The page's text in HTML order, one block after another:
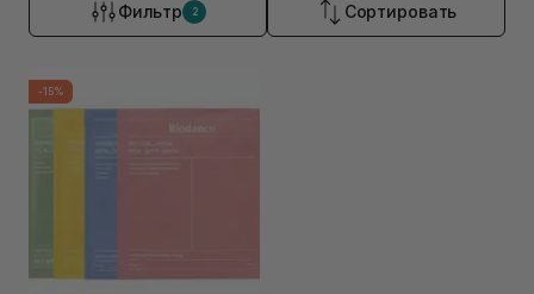
Фильтр 2 Сортировать
-15%